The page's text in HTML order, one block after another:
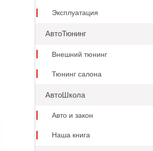
Эксплуатация
АвтоТюнинг
Внешний тюнинг
Тюнинг салона
АвтоШкола
Авто и закон
Наша книга